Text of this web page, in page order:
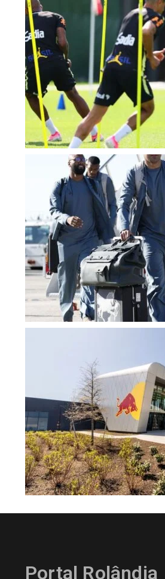
Portal Rolândia